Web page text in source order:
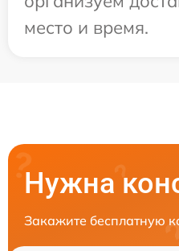
место и время.
Нужна
Закажите бесплатную